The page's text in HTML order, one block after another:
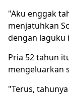
"Aku enggak
menjatuhkan
dengan laguku
Pria 52 tahun
mengeluarkan
"Terus,